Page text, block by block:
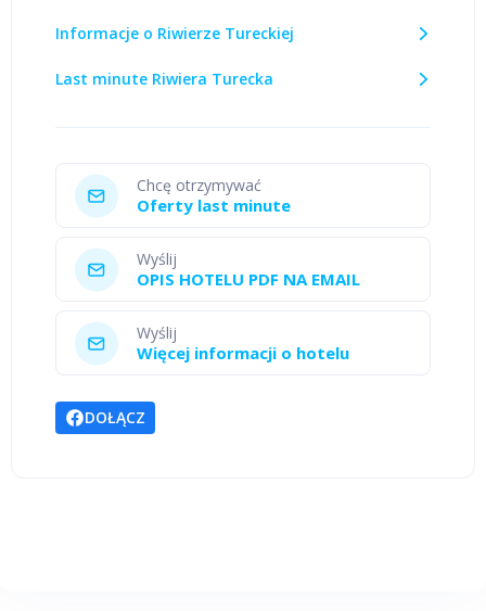
Informacje o Riwierze Tureckiej
Last minute Riwiera Turecka
Chcę otrzymywać
Oferty last minute
Wyślij
OPIS HOTELU PDF NA EMAIL
Wyślij
Więcej informacji o hotelu
DOŁĄCZ